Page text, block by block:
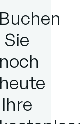
Buchen
Sie
noch
heute
Ihre